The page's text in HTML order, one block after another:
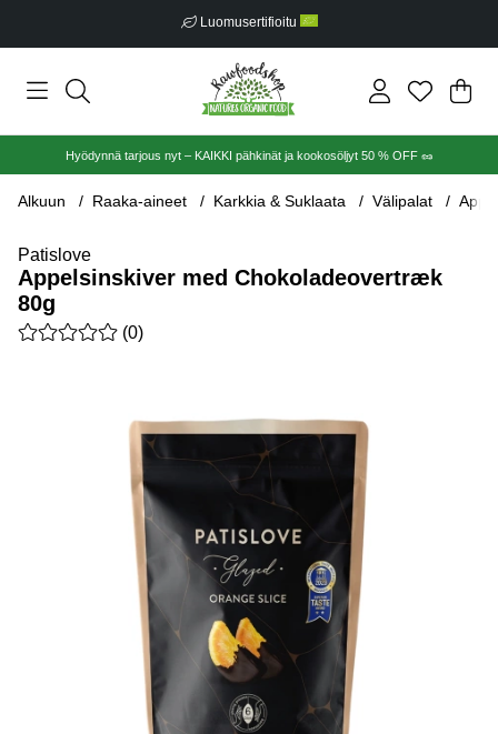
Luomusertifioitu
.
Hyödynnä tarjous nyt – KAIKKI pähkinät ja kookosöljyt 50 % OFF 🥜
Alkuun Raaka-aineet Karkkia & Suklaata Välipalat
Patislove
Appelsinskiver med Chokoladeovertræk
80g
Keskiarvoluokitus 0 / 5 Arvioiden määrä 0
(0)